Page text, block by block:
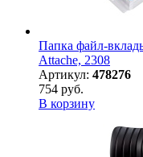
Папка файл-
Attache, 2308
Артикул: 478276
754 руб.
В корзину